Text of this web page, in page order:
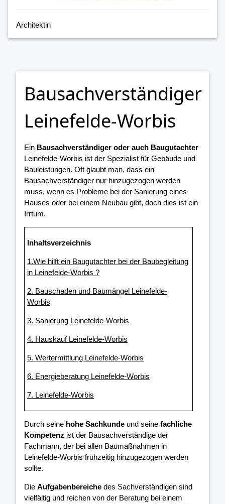
Architektin
Bausachverständiger
Leinefelde-Worbis
Ein Bausachverständiger oder auch Baugutachter
Leinefelde-Worbis ist der Spezialist für Gebäude und
Bauleistungen. Oft glaubt man, dass ein
Bausachverständiger nur hinzugezogen werden
muss, wenn es Probleme bei der Sanierung eines
Hauses oder bei einem Neubau gibt, doch dies ist ein
Irrtum.
Inhaltsverzeichnis
1.Wie hilft ein Baugutachter bei der Baubegleitung
in Leinefelde-Worbis ?
2. Bauschaden und Baumängel Leinefelde-
Worbis
3. Sanierung Leinefelde-Worbis
4. Hauskauf Leinefelde-Worbis
5. Wertermittlung Leinefelde-Worbis
6. Energieberatung Leinefelde-Worbis
7. Leinefelde-Worbis
Durch seine hohe Sachkunde und seine fachliche
Kompetenz ist der Bausachverständige der
Fachmann, der bei allen Baumaßnahmen in
Leinefelde-Worbis frühzeitig hinzugezogen werden
sollte.
Die Aufgabenbereiche des Sachverständigen sind
vielfältig und reichen von der Beratung bei einem